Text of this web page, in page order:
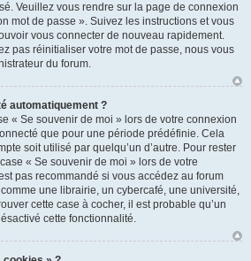
Veuillez vous rendre sur la page de connexion
mot de passe ». Suivez les instructions et vous
vous connecter de nouveau rapidement.
pas réinitialiser votre mot de passe, nous vous
du forum.
automatiquement ?
« Se souvenir de moi » lors de votre connexion
que pour une période prédéfinie. Cela
soit utilisé par quelqu’un d’autre. Pour rester
« Se souvenir de moi » lors de votre
pas recommandé si vous accédez au forum
une librairie, un cybercafé, une université,
cette case à cocher, il est probable qu’un
cette fonctionnalité.